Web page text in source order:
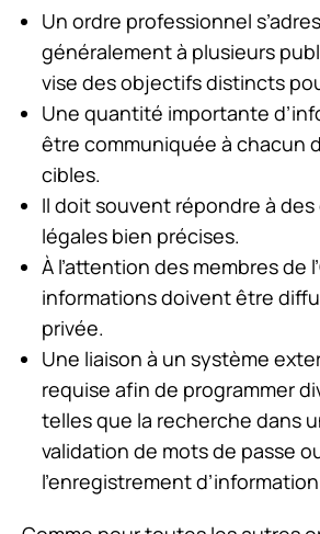
Un ordre professionnel
généralement à plusieurs
vise des objectifs distincts
Une quantité importante
être communiquée à chacun
cibles.
Il doit souvent répondre à
légales bien précises.
À l’attention des membres de
informations doivent être
privée.
Une liaison à un système
requise afin de programmer
telles que la recherche dans
validation de mots de passe
l’enregistrement